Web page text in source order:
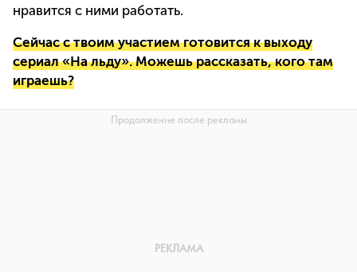
нравится с ними работать.
Сейчас с твоим участием готовится к выходу
сериал «На льду». Можешь рассказать, кого там
играешь?